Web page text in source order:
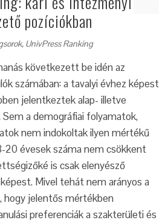
pozíciókban
, UnivPress Ranking
következett be idén az
számában: a tavalyi évhez képest
jelentkeztek alap- illetve
a demográfiai folyamatok,
nem indokoltak ilyen mértékű
20 évesek száma nem csökkent
is csak elenyésző
Mivel tehát nem arányos a
hogy jelentős mértékben
preferenciák a szakterületi és